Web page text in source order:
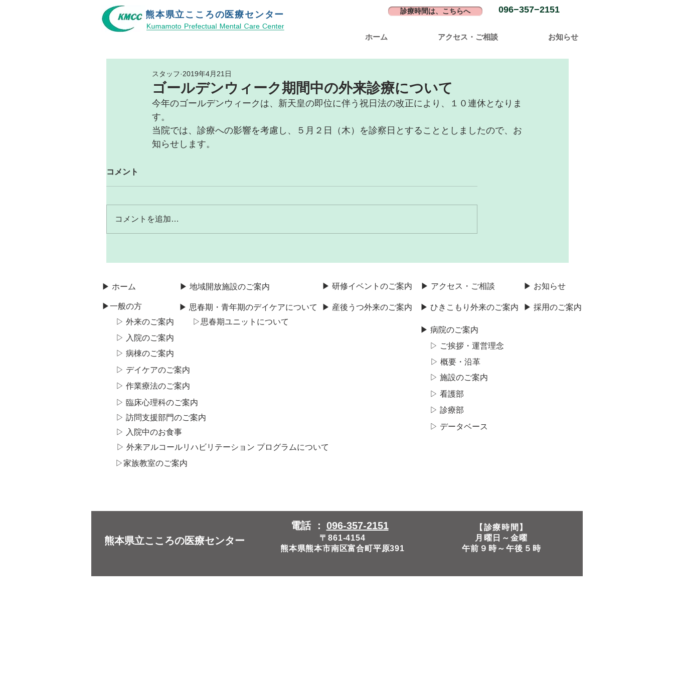
熊本県立​こころの医療センター 診療時間は、こちらへ 096−357−2151
ホーム アクセス・ご相談 お知らせ
ゴールデンウィーク期間中の外来診療について
スタッフ 2019年4月21日
今年のゴールデンウィークは、新天皇の即位に伴う祝日法の改正により、１０連休となりま
す。
当院では、診療への影響を考慮し、５月２日（木）を診察日とすることとしましたので、お
知らせします。
コメント
コメントを追加…
▶ ホーム ▶ 地域開放施設のご案内
▶ 思春期・青年期のデイケアについて
▶一般の方
▷ 外来のご案内
▷ 入院のご案内
▷ 病棟のご案内
▷ デイケアのご案内
▷ 作業療法のご案内
▷ 臨床心理科のご案内
▷ 訪問支援部門のご案内
▷ 入院中のお食事
▶ 研修イベントのご案内
▷ 外来アルコール​リハビリテーション プログラムについて
▷​思春期ユニットについて
▷​家族教室のご案内
▶ 産後うつ外来のご案内
▶ アクセス・ご相談
▶ ひきこもり外来のご案内
▶ 病院のご案内
▷ ご挨拶・運営理念
▷ 概要・沿革
▷ 施設のご案内
▷ 看護部
▷ 診療部
▷ データベース
▶ お知らせ
▶ 採用のご案内
熊本県立こころの医療センター
電話 ： 096-357-2151
〒861-4154
熊本県熊本市南区富合町平原391
【診療時間】
月曜日～金曜​
午前９時～午後５時